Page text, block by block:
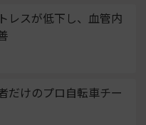
レスが低下し、血管内
だけのプロ自転車チー